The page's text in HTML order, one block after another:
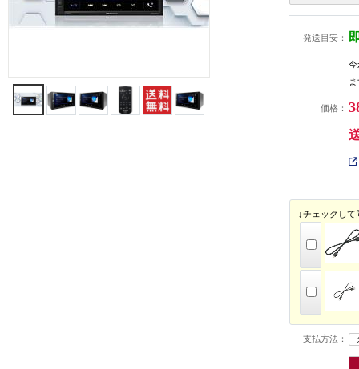
発送目安：
価格：
↓チェックして
支払方法：